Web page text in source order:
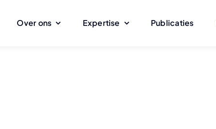
Over ons Expertise Publicaties